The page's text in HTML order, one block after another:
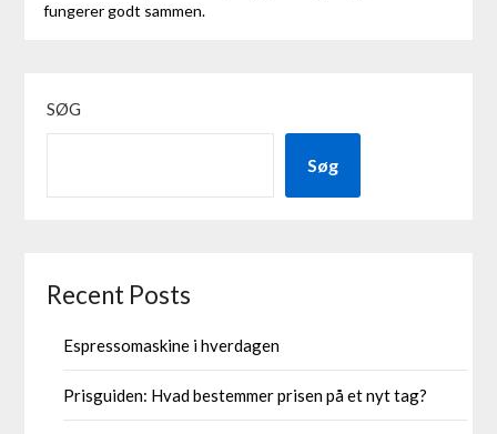
fungerer godt sammen.
SØG
Søg
Recent Posts
Espressomaskine i hverdagen
Prisguiden: Hvad bestemmer prisen på et nyt tag?